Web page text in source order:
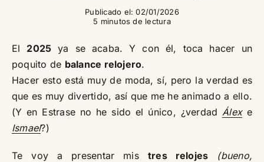
Publicado el: 02/01/2026
5 minutos de lectura
El 2025 ya se acaba. Y con él, toca hacer un
poquito de balance relojero.
Hacer esto está muy de moda, sí, pero la verdad es
que es muy divertido, así que me he animado a ello.
(Y en Estrase no he sido el único, ¿verdad Álexe
Ismael?)
Te voy a presentar mis tres relojes
(bueno,